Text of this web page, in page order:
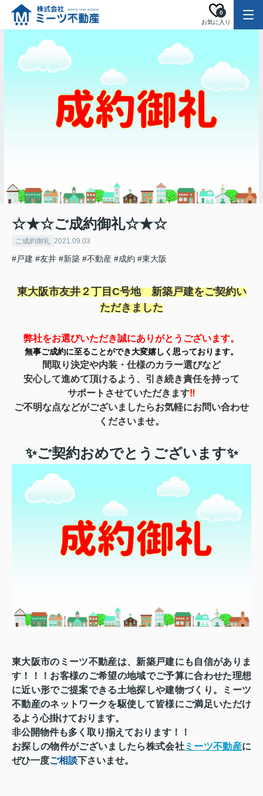
お気に入り
0
☆★☆ご成約御礼☆★☆
ご成約御礼 2021.09.03
#戸建 #友井 #新築 #不動産 #成約 #東大阪
東大阪市友井２丁目C号地 新築戸建をご契約い
ただきました
弊社をお選びいただき誠にありがとうございます。
無事ご成約に至ることができ大変嬉しく思っております。
間取り決定や内装・仕様のカラー選びなど
安心して進めて頂けるよう、 引き続き責任を持って
サポートさせていただきます‼
ご不明な点などがございましたらお気軽にお問い合わせ
くださいませ。
✨ご契約おめでとうございます✨
東大阪市のミーツ不動産は、新築戸建にも自信がありま
す！！！お客様のご希望の地域でご予算に合わせた理想
に近い形でご提案できる土地探しや建物づくり。
ミーツ
不動産のネットワークを駆使して皆様にご満足いただけ
るよう心掛けており ます。
非公開物件も多く取り揃えております！！
お探しの物件がございましたら株式会社ミーツ不動産に
ぜひ一度ご相談下さいませ。